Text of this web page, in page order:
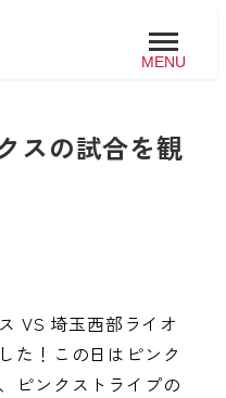
MENU
スの試合を観
VS 埼玉西部ライオ
た！この日はピンク
ピンクストライプの